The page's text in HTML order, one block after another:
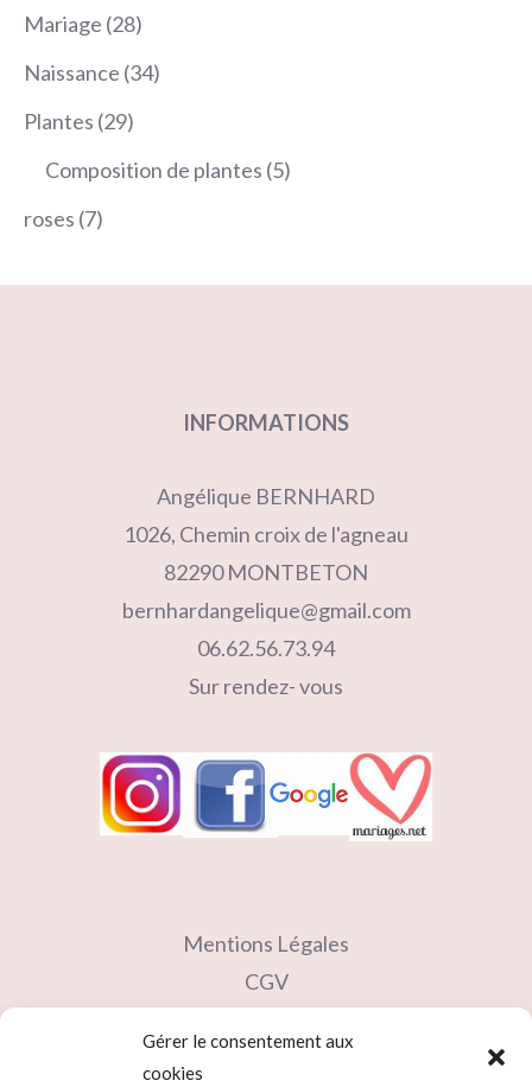
Gérer le consentement aux
cookies
Mariage 2828
produits
Naissance 3434
Plantes 2929
produits
Composition de plantes 55
roses 77
INFORMATIONS
Angélique BERNHARD
1026, Chemin croix de l'agneau
82290 MONTBETON
bernhardangelique@gmail.com
06.62.56.73.94
Sur rendez- vous
Mentions Légales
CGV
Partenaires